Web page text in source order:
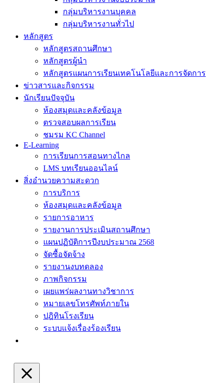
กลุ่มบริหารงานบุคคล
กลุ่มบริหารงานทั่วไป
หลักสูตร
หลักสูตรสถานศึกษา
หลักสูตรผู้นำ
หลักสูตรแผนการเรียนเทคโนโลยีและการจัดการ
ข่าวสารและกิจกรรม
นักเรียนปัจจุบัน
ห้องสมุดและคลังข้อมูล
ตรวจสอบผลการเรียน
ชมรม KC Channel
E-Learning
การเรียนการสอนทางไกล
LMS บทเรียนออนไลน์
สิ่งอำนวยความสะดวก
การบริการ
ห้องสมุดและคลังข้อมูล
รายการอาหาร
รายงานการประเมินสถานศึกษา
แผนปฏิบัติการปีงบประมาณ 2568
จัดซื้อจัดจ้าง
รายงานงบทดลอง
ภาพกิจกรรม
เผยแพร่ผลงานทางวิชาการ
หมายเลขโทรศัพท์ภายใน
ปฎิทินโรงเรียน
ระบบแจ้งเรื่องร้องเรียน